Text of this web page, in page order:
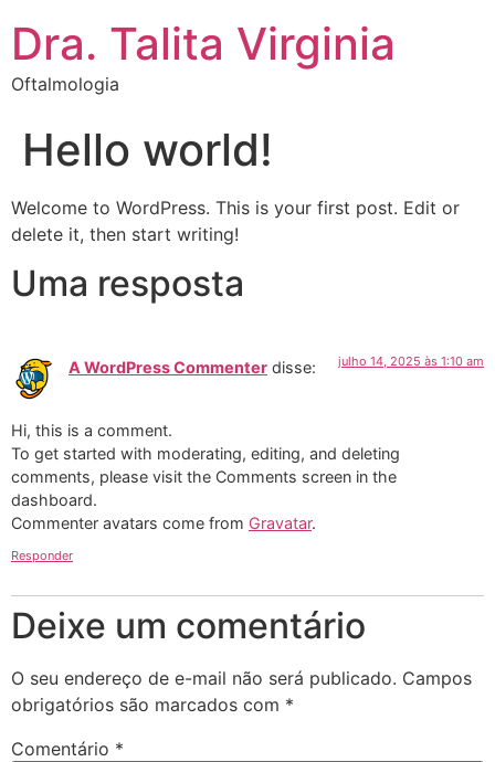
Dra. Talita Virginia
Oftalmologia
Hello world!
Welcome to WordPress. This is your first post. Edit or
delete it, then start writing!
Uma resposta
A WordPress Commenter disse: julho 14, 2025 às 1:10 am
Hi, this is a comment.
To get started with moderating, editing, and deleting
comments, please visit the Comments screen in the
dashboard.
Commenter avatars come from Gravatar.
Responder
Deixe um comentário
O seu endereço de e-mail não será publicado. Campos
obrigatórios são marcados com *
Comentário *